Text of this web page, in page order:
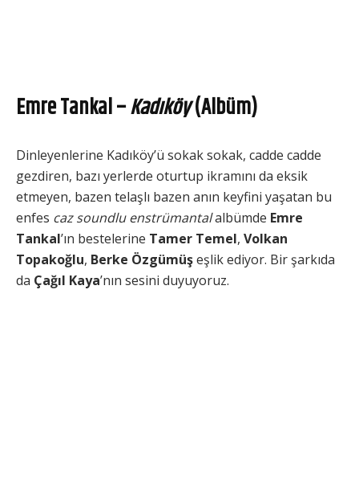
Emre Tankal –Kadıköy(Albüm)
Dinleyenlerine Kadıköy’ü sokak sokak, cadde cadde
gezdiren, bazı yerlerde oturtup ikramını da eksik
etmeyen, bazen telaşlı bazen anın keyfini yaşatan bu
enfes caz soundlu enstrümantalalbümde Emre
Tankal’ın bestelerine Tamer Temel, Volkan
Topakoğlu, Berke Özgümüşeşlik ediyor. Bir şarkıda
da Çağıl Kaya’nın sesini duyuyoruz.